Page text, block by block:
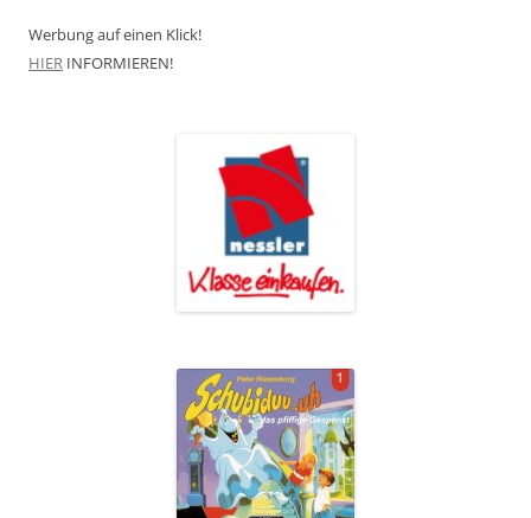
Werbung auf einen Klick!
HIER INFORMIEREN!